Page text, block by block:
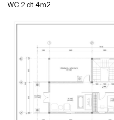
WC 2 dt 4m2